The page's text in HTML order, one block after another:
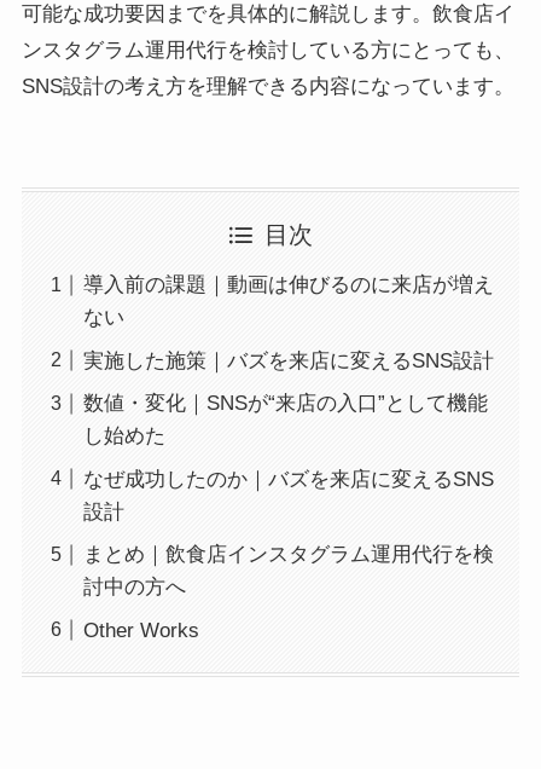
可能な成功要因までを具体的に解説します。飲食店イ
ンスタグラム運用代行を検討している方にとっても、
SNS設計の考え方を理解できる内容になっています。
目次
導入前の課題｜動画は伸びるのに来店が増え
ない
実施した施策｜バズを来店に変えるSNS設計
数値・変化｜SNSが“来店の入口”として機能
し始めた
なぜ成功したのか｜バズを来店に変えるSNS
設計
まとめ｜飲食店インスタグラム運用代行を検
討中の方へ
Other Works